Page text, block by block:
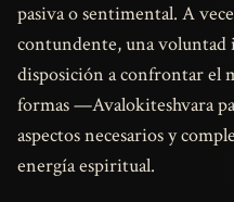
pasiva o sentimental. A
contundente, una voluntad
disposición a confrontar el
formas —Avalokiteshvara
aspectos necesarios y
energía espiritual.